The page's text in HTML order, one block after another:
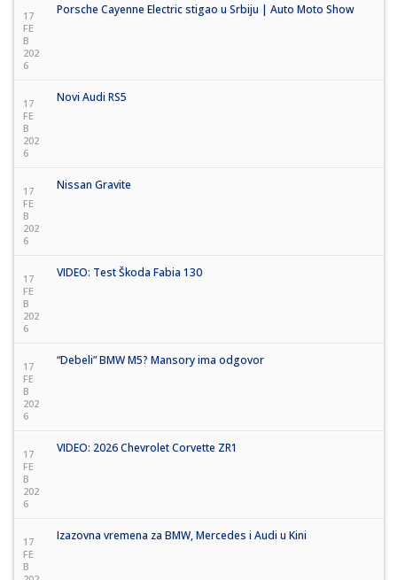
17
FE
B
202
6
Porsche Cayenne Electric stigao u Srbiju | Auto Moto Show
17
FE
B
202
6
Novi Audi RS5
17
FE
B
202
6
Nissan Gravite
17
FE
B
202
6
VIDEO: Test Škoda Fabia 130
17
FE
B
202
6
“Debeli” BMW M5? Mansory ima odgovor
17
FE
B
202
6
VIDEO: 2026 Chevrolet Corvette ZR1
17
FE
B
Izazovna vremena za BMW, Mercedes i Audi u Kini